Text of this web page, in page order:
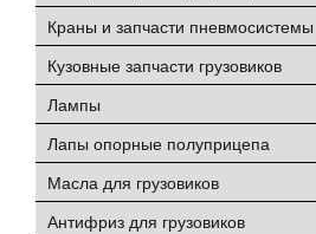
Краны и запчасти пневмосистемы
Кузовные запчасти грузовиков
Лампы
Лапы опорные полуприцепа
Масла для грузовиков
Антифриз для грузовиков